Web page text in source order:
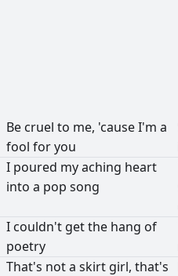
Be cruel to me, 'causeI'm a
fool foryou
I poured myaching heart
into a pop song
I couldn't getthe hang of
poetry
That's nota skirt girl, that's